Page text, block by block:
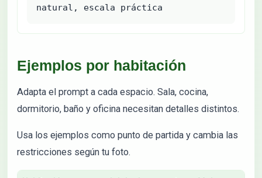
natural, escala práctica
Ejemplos por habitación
Adapta el prompt a cada espacio. Sala, cocina,
dormitorio, baño y oficina necesitan detalles distintos.
Usa los ejemplos como punto de partida y cambia las
restricciones según tu foto.